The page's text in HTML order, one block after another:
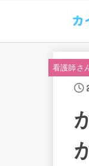
看護師さ